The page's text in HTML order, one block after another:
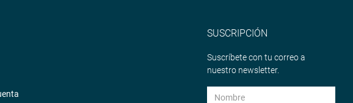
SUSCRIPCIÓN
Suscríbete con tu correo a
nuestro newsletter.